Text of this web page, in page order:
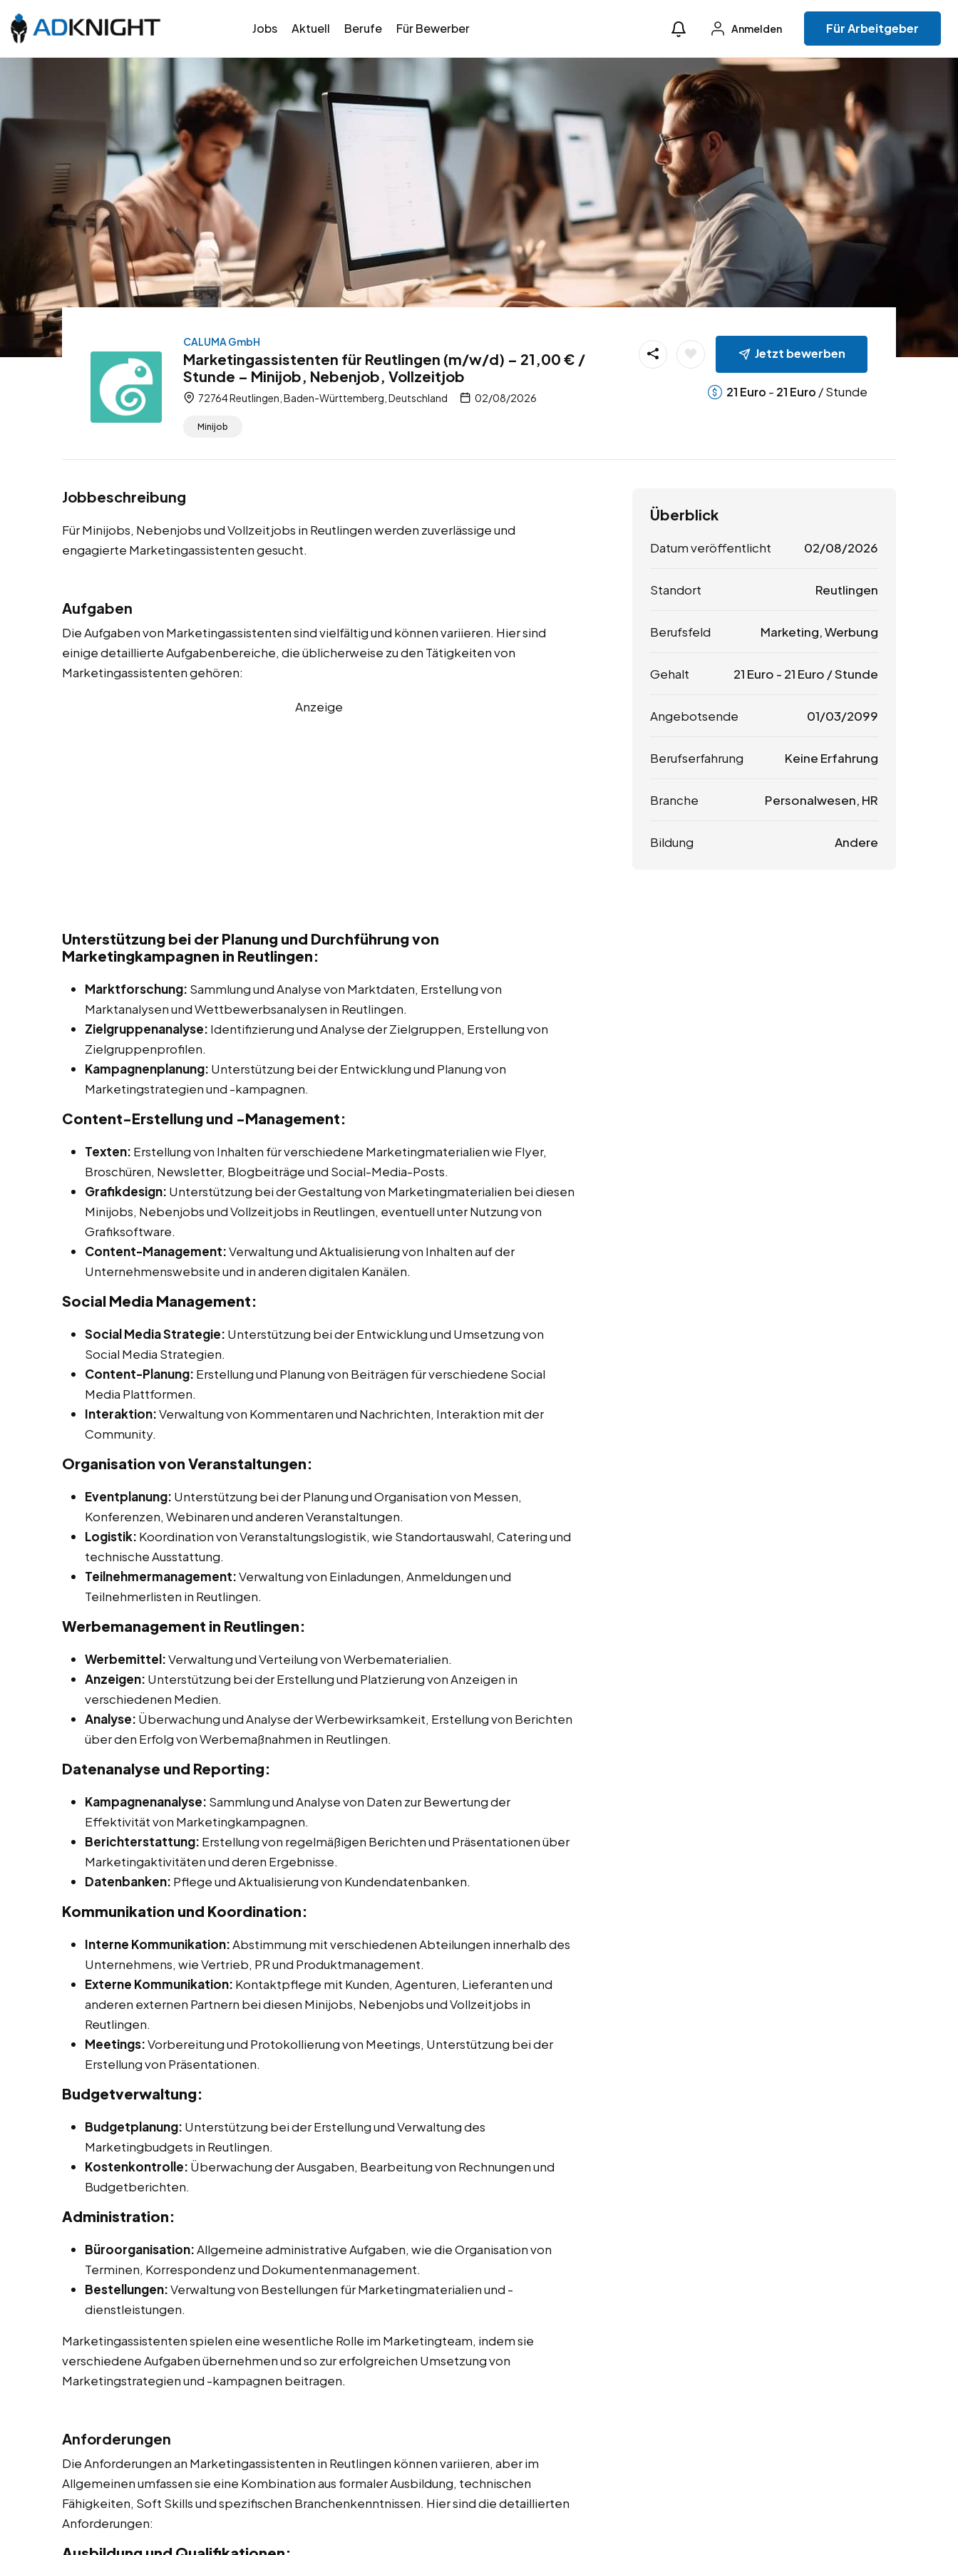
Jobs Aktuell Berufe Für Bewerber Anmelden Für Arbeitgeber
CALUMA GmbH
Marketingassistenten für Reutlingen (m/w/d) – 21,00 € /
Stunde – Minijob, Nebenjob, Vollzeitjob
72764 Reutlingen, Baden-Württemberg, Deutschland 02/08/2026
Minijob
Jetzt bewerben
21 Euro - 21 Euro / Stunde
Jobbeschreibung
Für Minijobs, Nebenjobs und Vollzeitjobs in Reutlingen werden zuverlässige und
engagierte Marketingassistenten gesucht.
Aufgaben
Die Aufgaben von Marketingassistenten sind vielfältig und können variieren. Hier sind
einige detaillierte Aufgabenbereiche, die üblicherweise zu den Tätigkeiten von
Marketingassistenten gehören:
Anzeige
Unterstützung bei der Planung und Durchführung von
Marketingkampagnen in Reutlingen:
Marktforschung: Sammlung und Analyse von Marktdaten, Erstellung von
Marktanalysen und Wettbewerbsanalysen in Reutlingen.
Zielgruppenanalyse: Identifizierung und Analyse der Zielgruppen, Erstellung von
Zielgruppenprofilen.
Kampagnenplanung: Unterstützung bei der Entwicklung und Planung von
Marketingstrategien und -kampagnen.
Content-Erstellung und -Management:
Texten: Erstellung von Inhalten für verschiedene Marketingmaterialien wie Flyer,
Broschüren, Newsletter, Blogbeiträge und Social-Media-Posts.
Grafikdesign: Unterstützung bei der Gestaltung von Marketingmaterialien bei diesen
Minijobs, Nebenjobs und Vollzeitjobs in Reutlingen, eventuell unter Nutzung von
Grafiksoftware.
Content-Management:Verwaltung und Aktualisierung von Inhalten auf der
Unternehmenswebsite und in anderen digitalen Kanälen.
Social Media Management:
Social Media Strategie: Unterstützung bei der Entwicklung und Umsetzung von
Social Media Strategien.
Content-Planung: Erstellung und Planung von Beiträgen für verschiedene Social
Media Plattformen.
Interaktion:Verwaltung von Kommentaren und Nachrichten, Interaktion mit der
Community.
Organisation von Veranstaltungen:
Eventplanung: Unterstützung bei der Planung und Organisation von Messen,
Konferenzen, Webinaren und anderen Veranstaltungen.
Logistik: Koordination von Veranstaltungslogistik, wie Standortauswahl, Catering und
technische Ausstattung.
Teilnehmermanagement:Verwaltung von Einladungen, Anmeldungen und
Teilnehmerlisten in Reutlingen.
Werbemanagement in Reutlingen:
Werbemittel:Verwaltung und Verteilung von Werbematerialien.
Anzeigen: Unterstützung bei der Erstellung und Platzierung von Anzeigen in
verschiedenen Medien.
Analyse: Überwachung und Analyse der Werbewirksamkeit, Erstellung von Berichten
über den Erfolg von Werbemaßnahmen in Reutlingen.
Datenanalyse und Reporting:
Kampagnenanalyse: Sammlung und Analyse von Daten zur Bewertung der
Effektivität von Marketingkampagnen.
Berichterstattung: Erstellung von regelmäßigen Berichten und Präsentationen über
Marketingaktivitäten und deren Ergebnisse.
Datenbanken: Pflege und Aktualisierung von Kundendatenbanken.
Kommunikation und Koordination:
Interne Kommunikation:Abstimmung mit verschiedenen Abteilungen innerhalb des
Unternehmens, wie Vertrieb, PR und Produktmanagement.
Externe Kommunikation: Kontaktpflege mit Kunden, Agenturen, Lieferanten und
anderen externen Partnern bei diesen Minijobs, Nebenjobs und Vollzeitjobs in
Reutlingen.
Meetings:Vorbereitung und Protokollierung von Meetings, Unterstützung bei der
Erstellung von Präsentationen.
Budgetverwaltung:
Budgetplanung: Unterstützung bei der Erstellung und Verwaltung des
Marketingbudgets in Reutlingen.
Kostenkontrolle: Überwachung der Ausgaben, Bearbeitung von Rechnungen und
Budgetberichten.
Administration:
Büroorganisation:Allgemeine administrative Aufgaben, wie die Organisation von
Terminen, Korrespondenz und Dokumentenmanagement.
Bestellungen:Verwaltung von Bestellungen für Marketingmaterialien und -
dienstleistungen.
Marketingassistenten spielen eine wesentliche Rolle im Marketingteam, indem sie
verschiedene Aufgaben übernehmen und so zur erfolgreichen Umsetzung von
Marketingstrategien und -kampagnen beitragen.
Anforderungen
Die Anforderungen an Marketingassistenten in Reutlingen können variieren, aber im
Allgemeinen umfassen sie eine Kombination aus formaler Ausbildung, technischen
Fähigkeiten, Soft Skills und spezifischen Branchenkenntnissen. Hier sind die detaillierten
Anforderungen:
Überblick
Datum veröffentlicht 02/08/2026
Standort Reutlingen
Berufsfeld Marketing, Werbung
Gehalt 21 Euro - 21 Euro / Stunde
Angebotsende 01/03/2099
Berufserfahrung Keine Erfahrung
Branche Personalwesen, HR
Bildung Andere